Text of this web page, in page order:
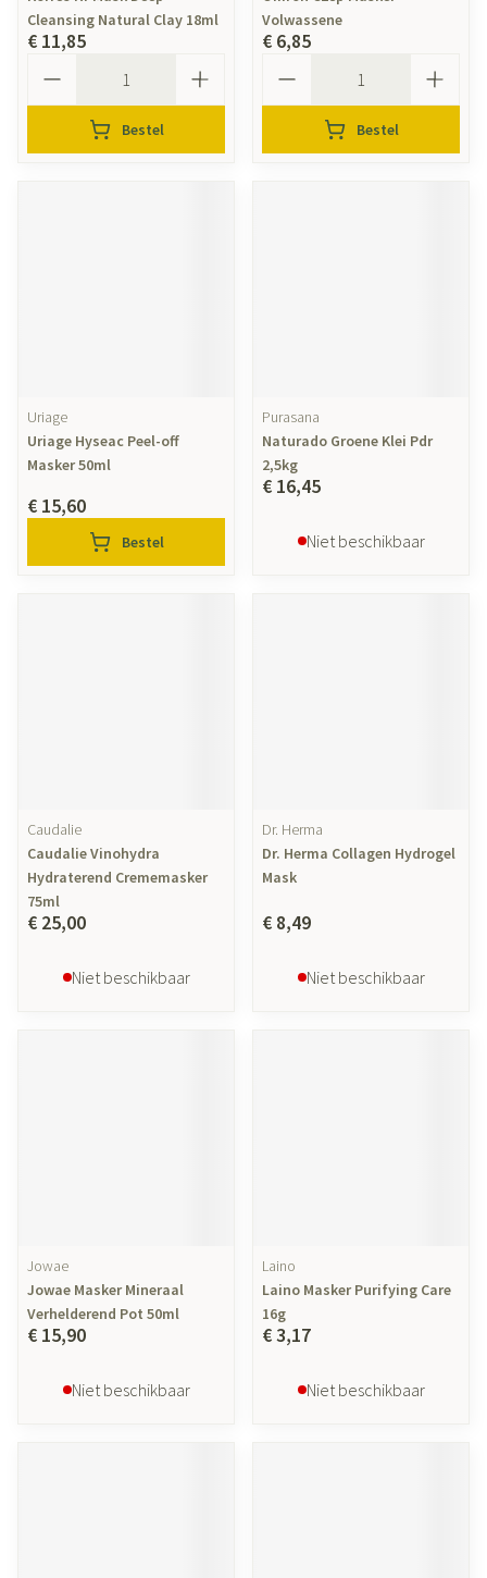
Cleansing Natural Clay 18ml
€ 11,85
Bestel
Volwassene
€ 6,85
Bestel
Uriage
Uriage Hyseac Peel-off
Masker 50ml
€ 15,60
Bestel
Purasana
Naturado Groene Klei Pdr
2,5kg
€ 16,45
Niet beschikbaar
Caudalie
Caudalie Vinohydra
Hydraterend Crememasker
75ml
€ 25,00
Niet beschikbaar
Dr. Herma
Dr. Herma Collagen Hydrogel
Mask
€ 8,49
Niet beschikbaar
Jowae
Jowae Masker Mineraal
Verhelderend Pot 50ml
€ 15,90
Niet beschikbaar
Laino
Laino Masker Purifying Care
16g
€ 3,17
Niet beschikbaar